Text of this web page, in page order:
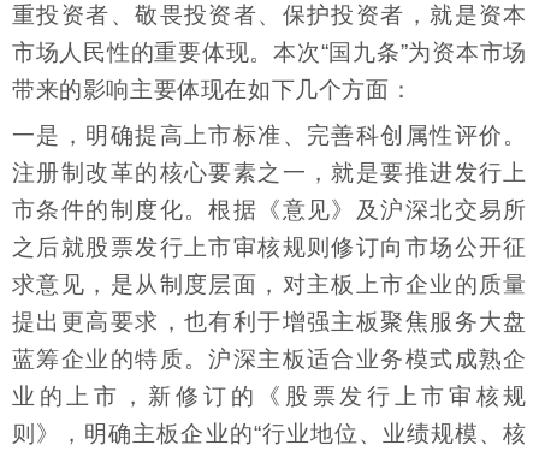
重投资者、敬畏投资者、保护投资者，就是资本
市场人民性的重要体现。本次“国九条”为资本市场
带来的影响主要体现在如下几个方面：
一是，明确提高上市标准、完善科创属性评价。
注册制改革的核心要素之一，就是要推进发行上
市条件的制度化。根据《意见》及沪深北交易所
之后就股票发行上市审核规则修订向市场公开征
求意见，是从制度层面，对主板上市企业的质量
提出更高要求，也有利于增强主板聚焦服务大盘
蓝筹企业的特质。沪深主板适合业务模式成熟企
业的上市，新修订的《股票发行上市审核规
则》，明确主板企业的“行业地位、业绩规模、核